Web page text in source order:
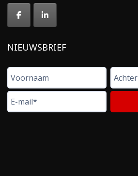
NIEUWSBRIEF